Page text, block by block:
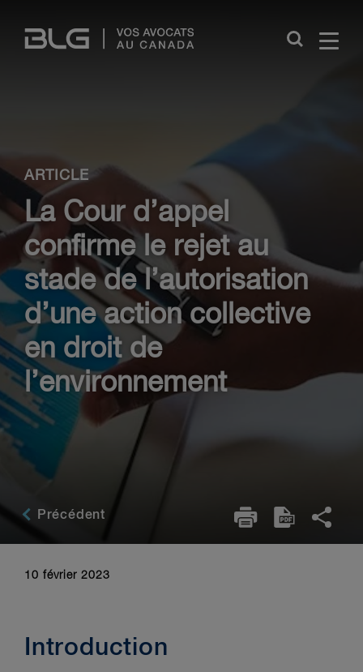
Links
Close
ARTICLE
La Cour d’appel
confirme le rejet au
stade de l’autorisation
d’une action collective
en droit de
l’environnement
Précédent
10 février 2023
Introduction